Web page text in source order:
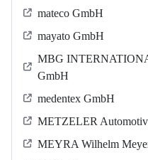
mateco GmbH
mayato GmbH
MBG
GmbH
medentex GmbH
METZELER
MEYRA Wilhelm